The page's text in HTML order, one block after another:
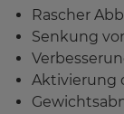
Rascher
Senkung
Aktivierung